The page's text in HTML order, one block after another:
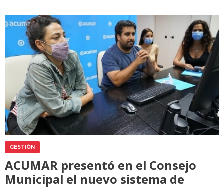
GESTIÓN
ACUMAR presentó en el Consejo
Municipal el nuevo sistema de